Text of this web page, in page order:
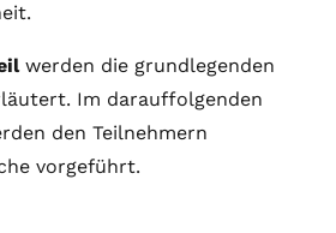
werden die grundlegenden
Im darauffolgenden
den Teilnehmern
vorgeführt.